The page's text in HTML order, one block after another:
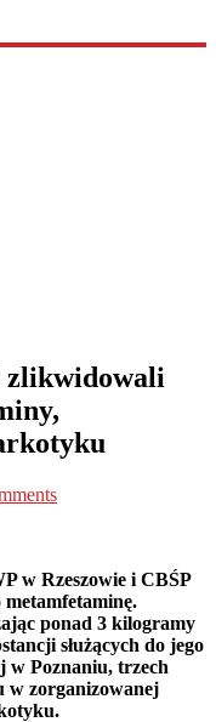
zlikwidowali
w Rzeszowie i CBŚP
ponad 3 kilogramy
służących do jego
Poznaniu, trzech
w zorganizowanej